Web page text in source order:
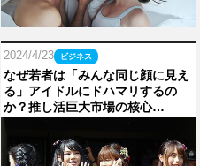
2024/4/23 ビジネス
なぜ若者は「みんな同じ顔に見え
る」アイドルにドハマリするの
か？推し活巨大市場の核心…